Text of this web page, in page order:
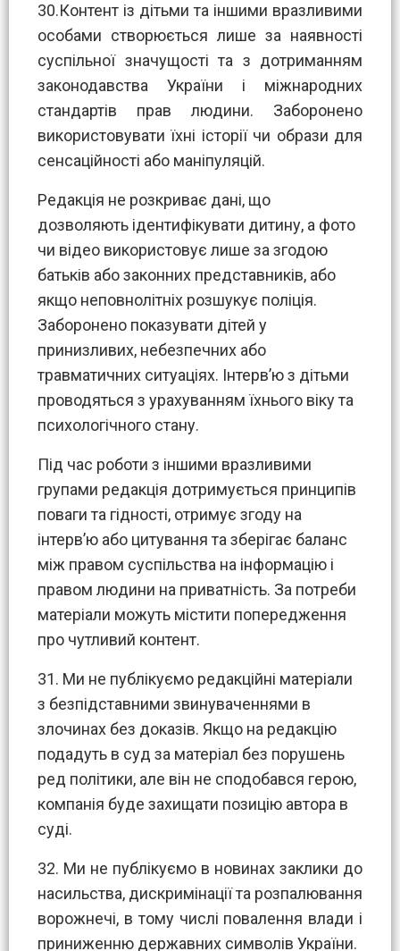
30.Контент із дітьми та іншими вразливими
особами створюється лише за наявності
суспільної значущості та з дотриманням
законодавства України і міжнародних
стандартів прав людини. Заборонено
використовувати їхні історії чи образи для
сенсаційності або маніпуляцій.
Редакція не розкриває дані, що
дозволяють ідентифікувати дитину, а фото
чи відео використовує лише за згодою
батьків або законних представників, або
якщо неповнолітніх розшукує поліція.
Заборонено показувати дітей у
принизливих, небезпечних або
травматичних ситуаціях. Інтерв’ю з дітьми
проводяться з урахуванням їхнього віку та
психологічного стану.
Під час роботи з іншими вразливими
групами редакція дотримується принципів
поваги та гідності, отримує згоду на
інтерв’ю або цитування та зберігає баланс
між правом суспільства на інформацію і
правом людини на приватність. За потреби
матеріали можуть містити попередження
про чутливий контент.
31. Ми не публікуємо редакційні матеріали
з безпідставними звинуваченнями в
злочинах без доказів. Якщо на редакцію
подадуть в суд за матеріал без порушень
ред політики, але він не сподобався герою,
компанія буде захищати позицію автора в
суді.
32. Ми не публікуємо в новинах заклики до
насильства, дискримінації та розпалювання
ворожнечі, в тому числі повалення влади і
приниженню державних символів України.